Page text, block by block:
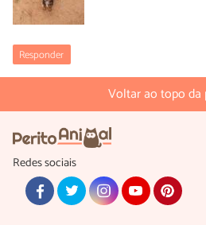
Responder
Voltar ao topo da
Redes sociais